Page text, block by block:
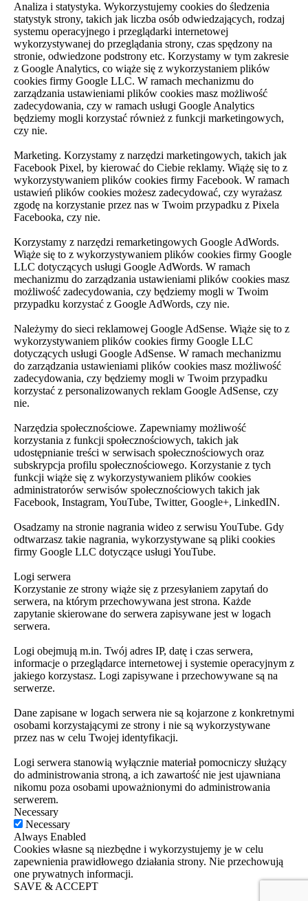
Analiza i statystyka. Wykorzystujemy cookies do śledzenia
statystyk strony, takich jak liczba osób odwiedzających, rodzaj
systemu operacyjnego i przeglądarki internetowej
wykorzystywanej do przeglądania strony, czas spędzony na
stronie, odwiedzone podstrony etc. Korzystamy w tym zakresie
z Google Analytics, co wiąże się z wykorzystaniem plików
cookies firmy Google LLC. W ramach mechanizmu do
zarządzania ustawieniami plików cookies masz możliwość
zadecydowania, czy w ramach usługi Google Analytics
będziemy mogli korzystać również z funkcji marketingowych,
czy nie.
Marketing. Korzystamy z narzędzi marketingowych, takich jak
Facebook Pixel, by kierować do Ciebie reklamy. Wiążę się to z
wykorzystywaniem plików cookies firmy Facebook. W ramach
ustawień plików cookies możesz zadecydować, czy wyrażasz
zgodę na korzystanie przez nas w Twoim przypadku z Pixela
Facebooka, czy nie.
Korzystamy z narzędzi remarketingowych Google AdWords.
Wiąże się to z wykorzystywaniem plików cookies firmy Google
LLC dotyczących usługi Google AdWords. W ramach
mechanizmu do zarządzania ustawieniami plików cookies masz
możliwość zadecydowania, czy będziemy mogli w Twoim
przypadku korzystać z Google AdWords, czy nie.
Należymy do sieci reklamowej Google AdSense. Wiąże się to z
wykorzystywaniem plików cookies firmy Google LLC
dotyczących usługi Google AdSense. W ramach mechanizmu
do zarządzania ustawieniami plików cookies masz możliwość
zadecydowania, czy będziemy mogli w Twoim przypadku
korzystać z personalizowanych reklam Google AdSense, czy
nie.
Narzędzia społecznościowe. Zapewniamy możliwość
korzystania z funkcji społecznościowych, takich jak
udostępnianie treści w serwisach społecznościowych oraz
subskrypcja profilu społecznościowego. Korzystanie z tych
funkcji wiąże się z wykorzystywaniem plików cookies
administratorów serwisów społecznościowych takich jak
Facebook, Instagram, YouTube, Twitter, Google+, LinkedIN.
Osadzamy na stronie nagrania wideo z serwisu YouTube. Gdy
odtwarzasz takie nagrania, wykorzystywane są pliki cookies
firmy Google LLC dotyczące usługi YouTube.
Logi serwera
Korzystanie ze strony wiąże się z przesyłaniem zapytań do
serwera, na którym przechowywana jest strona. Każde
zapytanie skierowane do serwera zapisywane jest w logach
serwera.
Logi obejmują m.in. Twój adres IP, datę i czas serwera,
informacje o przeglądarce internetowej i systemie operacyjnym z
jakiego korzystasz. Logi zapisywane i przechowywane są na
serwerze.
Dane zapisane w logach serwera nie są kojarzone z konkretnymi
osobami korzystającymi ze strony i nie są wykorzystywane
przez nas w celu Twojej identyfikacji.
Logi serwera stanowią wyłącznie materiał pomocniczy służący
do administrowania stroną, a ich zawartość nie jest ujawniana
nikomu poza osobami upoważnionymi do administrowania
serwerem.
Necessary
Necessary
Always Enabled
Cookies własne są niezbędne i wykorzystujemy je w celu
zapewnienia prawidłowego działania strony. Nie przechowują
one prywatnych informacji.
SAVE & ACCEPT